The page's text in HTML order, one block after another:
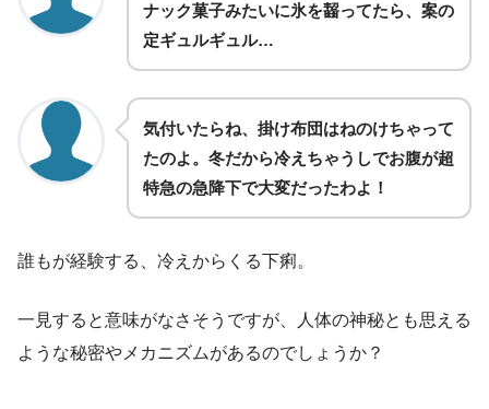
ナック菓子みたいに氷を齧ってたら、案の
定ギュルギュル…
気付いたらね、掛け布団はねのけちゃって
たのよ。冬だから冷えちゃうしでお腹が超
特急の急降下で大変だったわよ！
誰もが経験する、冷えからくる下痢。
一見すると意味がなさそうですが、人体の神秘とも思える
ような秘密やメカニズムがあるのでしょうか？